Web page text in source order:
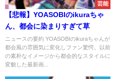
芸能
【悲報】YOASOBIのikuraちゃ
ん、都会に染まりすぎて草
ニュースの要約 YOASOBIのikuraちゃんが
都会風の雰囲気に変化しファン驚愕。以前
の素朴なイメージから都会的なスタイルに
変貌した最新画...